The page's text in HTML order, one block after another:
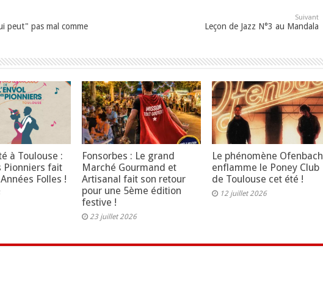
peut" pas mal comme
Suivant
Leçon de Jazz N°3 au Mandala
à Toulouse :
Pionniers fait
Folles !
Fonsorbes : Le grand
Marché Gourmand et
Artisanal fait son retour
pour une 5ème édition
festive !
23 juillet 2026
Le phénomène Ofenbach
enflamme le Poney Club
de Toulouse cet été !
12 juillet 2026